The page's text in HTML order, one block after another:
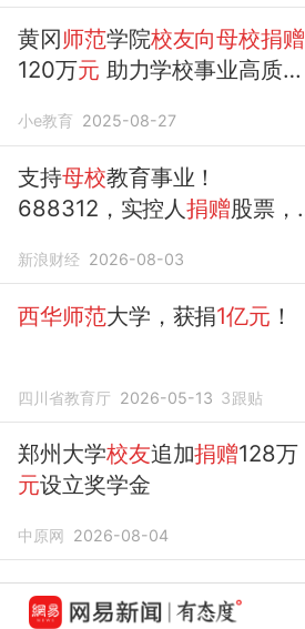
黄冈师范学院校友向母校捐赠
120万元 助力学校事业高质量
小e教育 2025-08-27
支持母校教育事业！
688312，实控人捐赠股票，
新浪财经 2026-08-03
西华师范大学，获捐1亿元 ！
四川省教育厅 2026-05-13 3跟贴
郑州大学校友追加捐赠128万
元设立奖学金
中原网 2026-08-04